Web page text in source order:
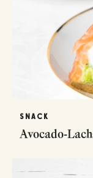
SNACK
Avocado-